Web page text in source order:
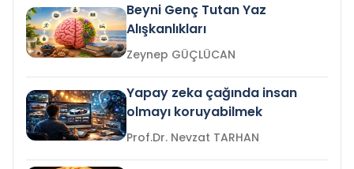
Beyni Genç Tutan Yaz
Alışkanlıkları
Zeynep GÜÇLÜCAN
Yapay zeka çağında insan
olmayı koruyabilmek
Prof.Dr. Nevzat TARHAN